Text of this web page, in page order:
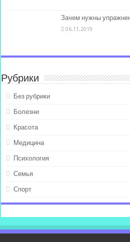
Зачем нужны
06.11.2019
Рубрики
Без рубрики
Болезни
Красота
Медицина
Психология
Семья
Спорт